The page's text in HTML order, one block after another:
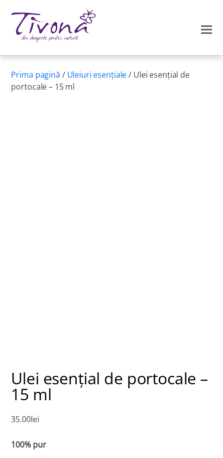
Prima pagină / Uleiuri esențiale/ Ulei esenţial de
portocale – 15 ml
Ulei esenţial de portocale –
15 ml
35.00lei
100% pur